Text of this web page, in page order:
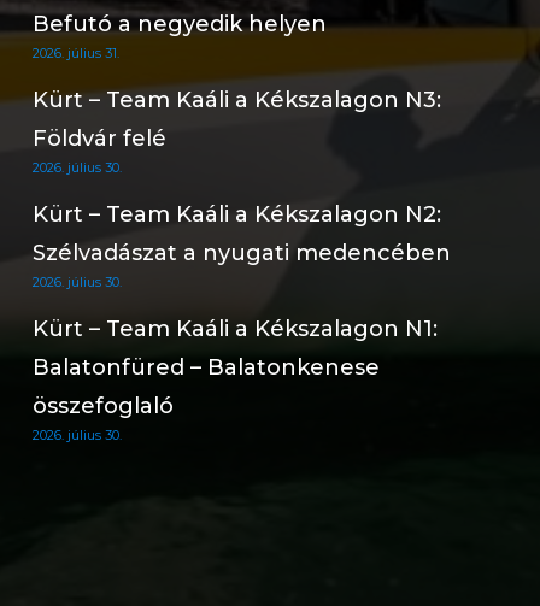
Befutó a negyedik helyen
2026. július 31.
Kürt – Team Kaáli a Kékszalagon N3:
Földvár felé
2026. július 30.
Kürt – Team Kaáli a Kékszalagon N2:
Szélvadászat a nyugati medencében
2026. július 30.
Kürt – Team Kaáli a Kékszalagon N1:
Balatonfüred – Balatonkenese
összefoglaló
2026. július 30.